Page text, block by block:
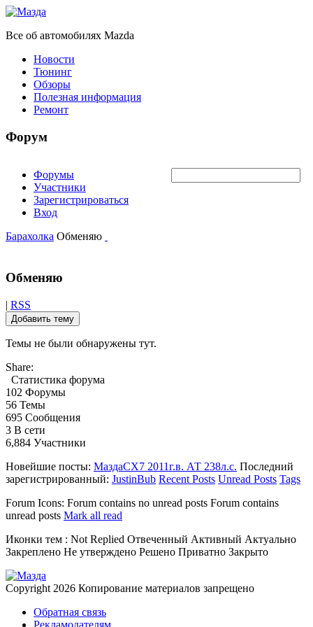
Все об автомобилях Mazda
Новости
Тюнинг
Обзоры
Полезная информация
Ремонт
Форум
Форумы
Участники
Зарегистрироваться
Вход
Барахолка Обменяю
Обменяю
| RSS
Добавить тему
Темы не были обнаружены тут.
Share:
Статистика форума
102 Форумы
56 Темы
695 Сообщения
3 В сети
6,884 Участники
Новейшие посты: МаздаCX7 2011г.в. АТ 238л.с. Последний
зарегистрированный: JustinBub Recent Posts Unread Posts Tags
Forum Icons: Forum contains no unread posts Forum contains
unread posts Mark all read
Иконки тем : Not Replied Отвеченный Активный Актуально
Закреплено Не утверждено Решено Приватно Закрыто
Copyright 2026 Копирование материалов запрещено
Обратная связь
Рекламодателям